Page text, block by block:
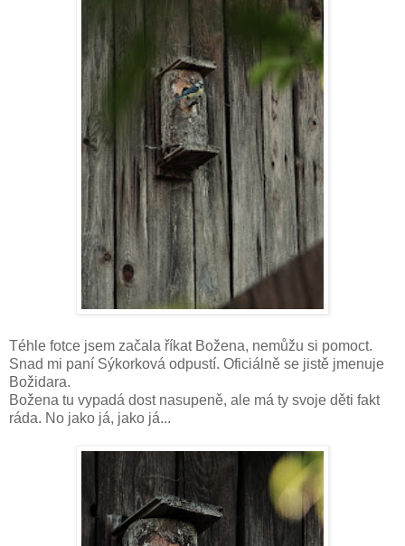
Téhle fotce jsem začala říkat Božena, nemůžu si pomoct.
Snad mi paní Sýkorková odpustí. Oficiálně se jistě jmenuje
Božidara.
Božena tu vypadá dost nasupeně, ale má ty svoje děti fakt
ráda. No jako já, jako já...